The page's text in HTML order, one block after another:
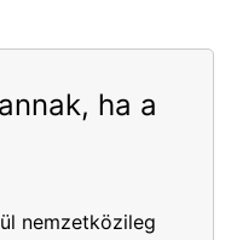
ha a
nemzetközileg